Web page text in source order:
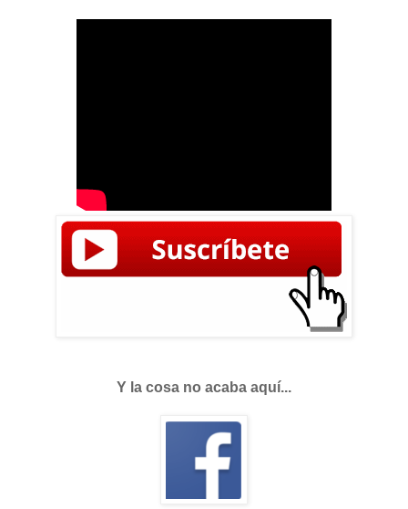
Y la cosa no acaba aquí...